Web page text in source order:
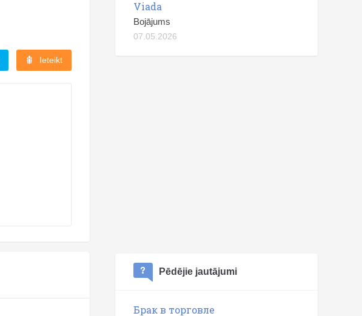
Ieteikt
Viada
Bojājums
07.05.2026
Pēdējie jautājumi
Брак в торговле